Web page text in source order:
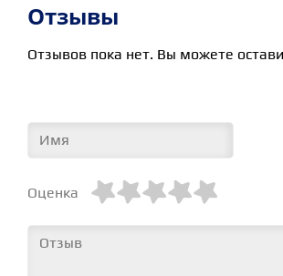
Отзывы
Отзывов пока нет. Вы можете
Оценка 



